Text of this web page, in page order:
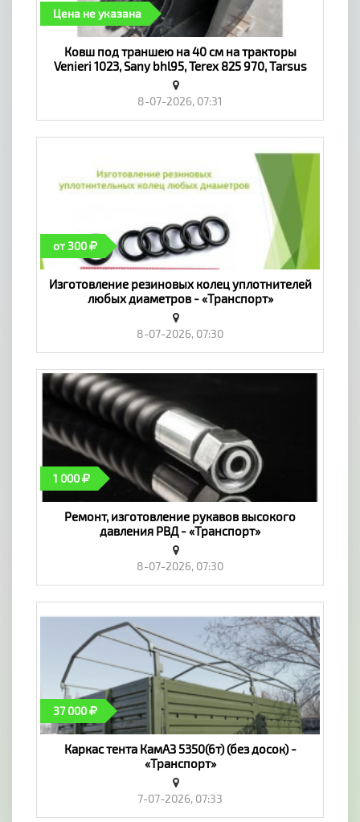
Цена не указана
​Ковш под траншею на 40 см на тракторы
Venieri 1023, Sany bhl95, Terex 825 970, Tarsus
888, Komatsu - «Транспорт»
8-07-2026, 07:31
от 300
Изготовление резиновых колец уплотнителей
любых диаметров - «Транспорт»
8-07-2026, 07:30
1 000
Ремонт, изготовление рукавов высокого
давления РВД - «Транспорт»
8-07-2026, 07:30
37 000
Каркас тента КамАЗ 5350(6т) (без досок) -
«Транспорт»
7-07-2026, 07:33